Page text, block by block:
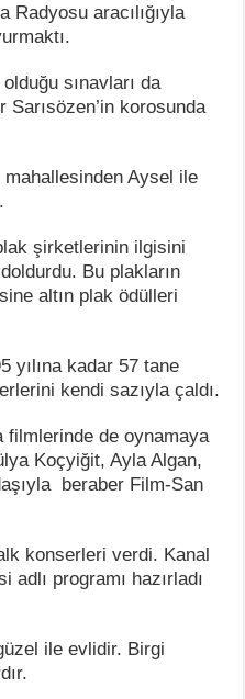
Radyosu aracılığıyla
sınavları da
Sarısözen’in korosunda
mahallesinden Aysel ile
şirketlerinin ilgisini
Bu plakların
altın plak ödülleri
yılına kadar 57 tane
kendi sazıyla çaldı.
filmlerinde de oynamaya
Koçyiğit, Ayla Algan,
beraber Film-San
konserleri verdi. Kanal
programı hazırladı
ile evlidir. Birgi